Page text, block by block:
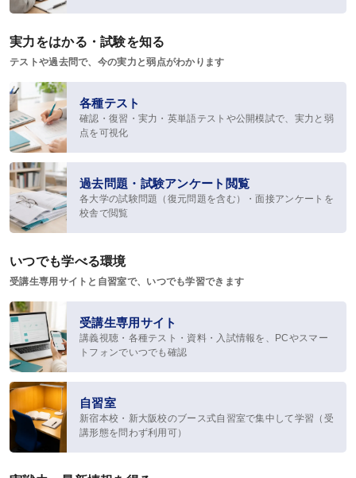
実力テスト
生命科学テストバンク(基礎編)
受講案内
[27年度] 受講料
[26年度] 受講料
受講形態
受講までの流れ
講義スケジュール
資料請求／
デジタルパンフレット
教材発送／
視聴開始スケジュール
申込・受講（サポート）期限
海外在住の方
実力をはかる・試験を知る
テストや過去問で、今の実力と弱点がわかります
各種テスト
確認・復習・実力・英単語テストや公開模試で、実力と弱
点を可視化
過去問題・試験アンケート閲覧
各大学の試験問題（復元問題を含む）・面接アンケートを
校舎で閲覧
いつでも学べる環境
受講生専用サイトと自習室で、いつでも学習できます
受講生専用サイト
講義視聴・各種テスト・資料・入試情報を、PCやスマー
トフォンでいつでも確認
自習室
新宿本校・新大阪校のブース式自習室で集中して学習（受
講形態を問わず利用可）